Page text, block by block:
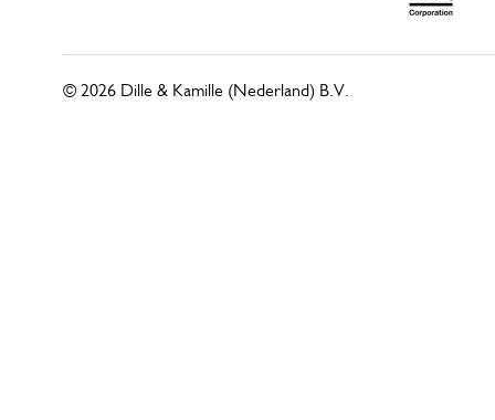
© 2026 Dille & Kamille (Nederland) B.V.